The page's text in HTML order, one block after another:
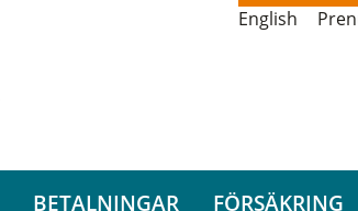
English
BETALNINGAR FÖRSÄKRING